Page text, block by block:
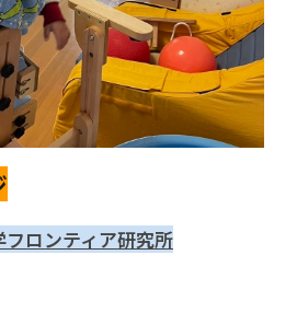
ロンティア研究所